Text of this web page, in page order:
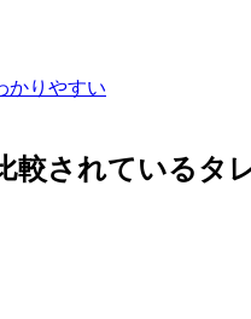
かりやすい
較されているタ